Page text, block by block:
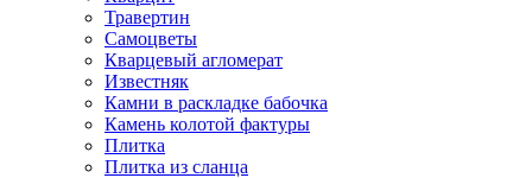
Травертин
Самоцветы
Кварцевый агломерат
Известняк
Камни в раскладке бабочка
Камень колотой фактуры
Плитка
Плитка из сланца